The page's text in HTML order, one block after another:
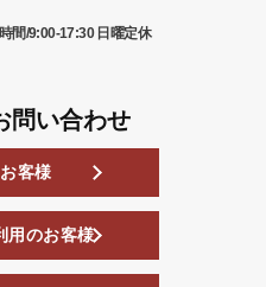
間/9:00-17:30 日曜定休
問い合わせ
客様
用のお客様